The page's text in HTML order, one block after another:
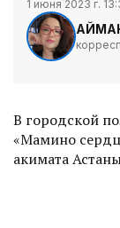
1 июня 2023 г.
В городской
«Мамино
акимата